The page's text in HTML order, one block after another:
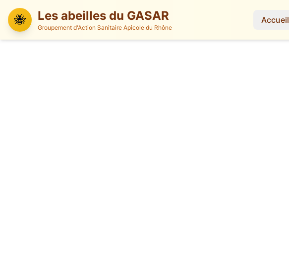
🐝 Les abeilles du GASAR
Groupement d'Action Sanitaire Apicole du Rhône
Accueil